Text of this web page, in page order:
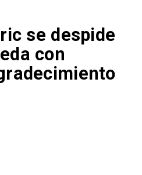
se despide
con